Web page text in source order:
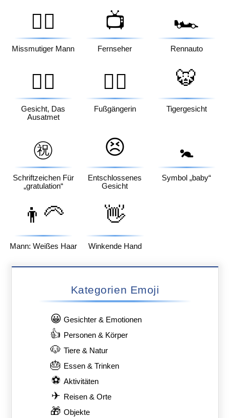
🙍‍♂️
Missmutiger Mann
📺
Fernseher
🏎️
Rennauto
😮‍💨
Gesicht, Das
Ausatmet
🚶‍♀️
Fußgängerin
🐯
Tigergesicht
㊗️
Schriftzeichen Für
„gratulation“
😣
Entschlossenes
Gesicht
🚼
Symbol „baby“
👨‍🦳
Mann: Weißes Haar
👋
Winkende Hand
Kategorien Emoji
😀 Gesichter & Emotionen
👍 Personen & Körper
🐶 Tiere & Natur
🎂 Essen & Trinken
⚽ Aktivitäten
✈ Reisen & Orte
🎁 Objekte